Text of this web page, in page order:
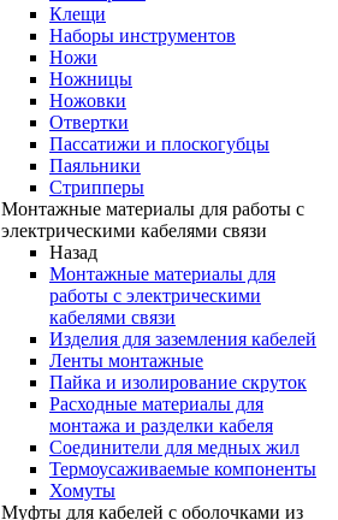
Клещи
Наборы инструментов
Ножи
Ножницы
Ножовки
Отвертки
Пассатижи и плоскогубцы
Паяльники
Стрипперы
Монтажные материалы для работы с
электрическими кабелями связи
Назад
Монтажные материалы для
работы с электрическими
кабелями связи
Изделия для заземления кабелей
Ленты монтажные
Пайка и изолирование скруток
Расходные материалы для
монтажа и разделки кабеля
Соединители для медных жил
Термоусаживаемые компоненты
Хомуты
Муфты для кабелей с оболочками из